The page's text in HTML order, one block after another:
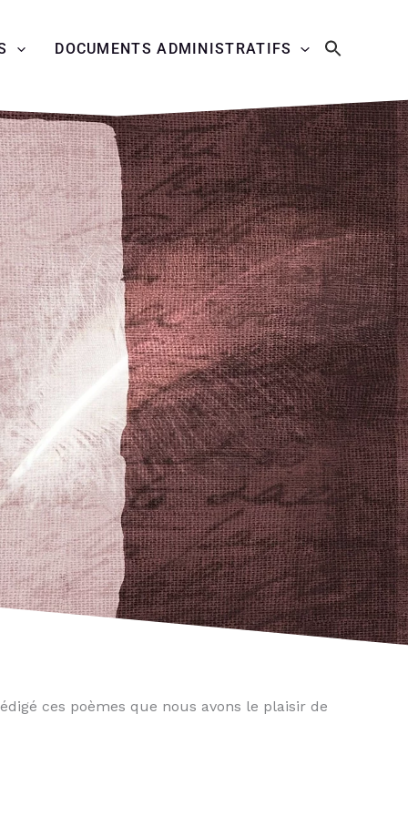
DOCUMENTS ADMINISTRATIFS
ces poèmes que nous avons le plaisir de